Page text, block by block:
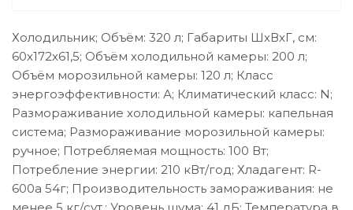
Холодильник; Объём: 320 л; Габариты ШхВхГ, см:
60х172х61,5; Объём холодильной камеры: 200 л;
Объём морозильной камеры: 120 л; Класс
энергоэффективности: А; Климатический класс: N;
Размораживание холодильной камеры: капельная
система; Размораживание морозильной камеры:
ручное; Потребляемая мощность: 100 Вт;
Потребление энергии: 210 кВт/год; Хладагент: R-
600a 54г; Производительность замораживания: не